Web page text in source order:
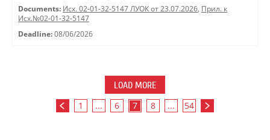
Documents: Исх. 02-01-32-5147 ЛУОК от 23.07.2026, Прил. к
Исх.№02-01-32-5147
Deadline: 08/06/2026
LOAD MORE
1 ... 6 7 8 ... 54